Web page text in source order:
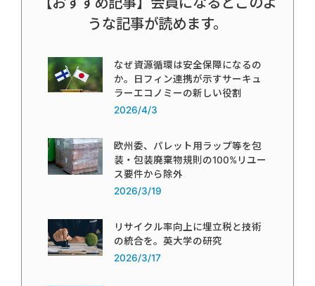
うな記事が読めます。
なぜ資源循環は安全保障になるの
か。日フィン連携が示すサーキュ
ラーエコノミーの新しい役割
2026/4/3
欧州委、パレット用ラップ等を包
装・包装廃棄物規則の100%リユー
ス要件から除外
2026/3/19
リサイクル率向上に埋立税と技術
の統合を。英大学の研究
2026/3/17